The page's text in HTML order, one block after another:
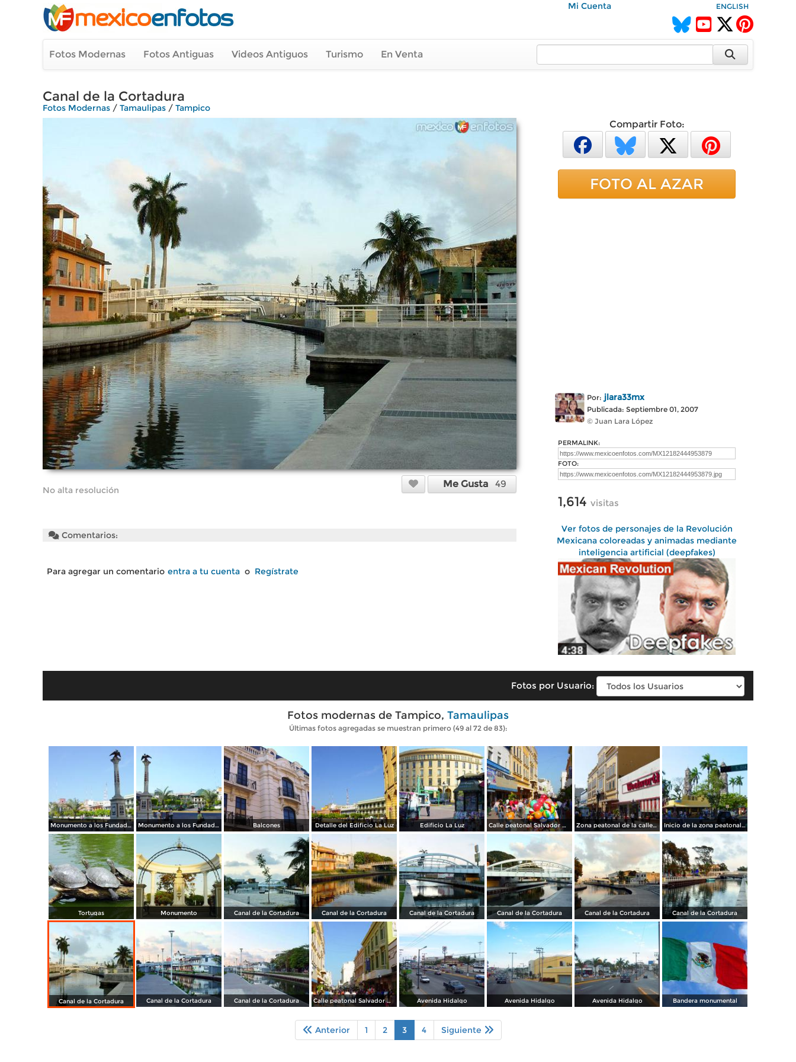
Mi Cuenta ENGLISH
Fotos Modernas Fotos Antiguas Videos Antiguos Turismo En Venta
Canal de la Cortadura
Fotos Modernas / Tamaulipas / Tampico
No alta resolución
Me Gusta 49
Comentarios:
Para agregar un comentario entra a tu cuenta o Regístrate
Compartir Foto:
FOTO AL AZAR
Por: jlara33mx
Publicada: Septiembre 01, 2007
© Juan Lara López
PERMALINK:
FOTO:
1,614 visitas
Ver fotos de personajes de la Revolución
Mexicana coloreadas y animadas mediante
inteligencia artificial (deepfakes)
Fotos por Usuario:
Fotos modernas de Tampico, Tamaulipas
Últimas fotos agregadas se muestran primero (49 al 72 de 83):
Monumento a los Fundadores de Tampico Monumento a los Fundadores de Tampico Balcones Detalle del Edificio La Luz Edificio La Luz Calle peatonal Salvador Díaz Mirón Zona peatonal de la calle Salvador Díaz Mirón Inicio de la zona peatonal de la calle Díaz Mirón
Tortugas Monumento Canal de la Cortadura Canal de la Cortadura Canal de la Cortadura Canal de la Cortadura Canal de la Cortadura Canal de la Cortadura
Canal de la Cortadura Canal de la Cortadura Canal de la Cortadura Calle peatonal Salvador Díaz Mirón Avenida Hidalgo Avenida Hidalgo Avenida Hidalgo Bandera monumental
Anterior 1 2 3 4 Siguiente